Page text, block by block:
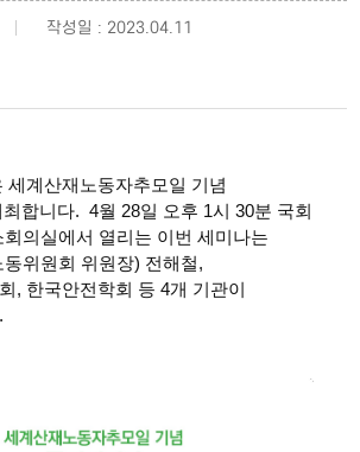
작성일 : 2023.04.11
세계산재노동자추모일 기념
합니다. 4월 28일 오후 1시 30분 국회
의실에서 열리는 이번 세미나는
위원회 위원장) 전해철,
, 한국안전학회 등 4개 기관이